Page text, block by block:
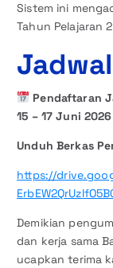
Sistem ini
Tahun Pelajaran
Pendaftaran
15 – 17 Juni 2026
Unduh Berkas
https://
Demikian
dan kerja sama
ucapkan terima